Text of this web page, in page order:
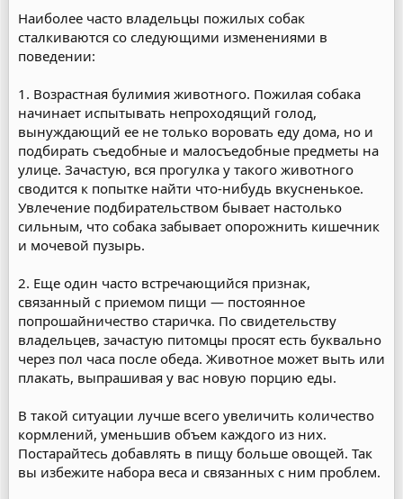
Наиболее часто владельцы пожилых собак
сталкиваются со следующими изменениями в
поведении:
1. Возрастная булимия животного. Пожилая собака
начинает испытывать непроходящий голод,
вынуждающий ее не только воровать еду дома, но и
подбирать съедобные и малосъедобные предметы на
улице. Зачастую, вся прогулка у такого животного
сводится к попытке найти что-нибудь вкусненькое.
Увлечение подбирательством бывает настолько
сильным, что собака забывает опорожнить кишечник
и мочевой пузырь.
2. Еще один часто встречающийся признак,
связанный с приемом пищи — постоянное
попрошайничество старичка. По свидетельству
владельцев, зачастую питомцы просят есть буквально
через пол часа после обеда. Животное может выть или
плакать, выпрашивая у вас новую порцию еды.
В такой ситуации лучше всего увеличить количество
кормлений, уменьшив объем каждого из них.
Постарайтесь добавлять в пищу больше овощей. Так
вы избежите набора веса и связанных с ним проблем.